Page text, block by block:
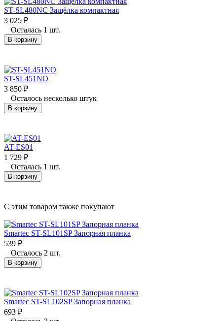
ST-SL480NC Защёлка компактная
3 025 ₽
Осталась 1 шт.
В корзину
ST-SL451NO
3 850 ₽
Осталось несколько штук
В корзину
AT-ES01
1 729 ₽
Осталась 1 шт.
В корзину
C этим товаром также покупают
Smartec ST-SL101SP Запорная планка
539 ₽
Осталось 2 шт.
В корзину
Smartec ST-SL102SP Запорная планка
693 ₽